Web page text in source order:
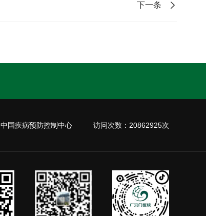
下一条
中国疾病预防控制中心 访问次数：20862925次